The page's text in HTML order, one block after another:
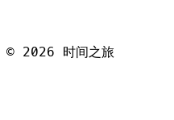
© 2026 时间之旅